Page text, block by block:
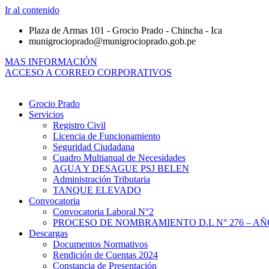
Ir al contenido
Plaza de Armas 101 - Grocio Prado - Chincha - Ica
munigrocioprado@munigrocioprado.gob.pe
MAS INFORMACIÓN
ACCESO A CORREO CORPORATIVOS
Grocio Prado
Servicios
Registro Civil
Licencia de Funcionamiento
Seguridad Ciudadana
Cuadro Multianual de Necesidades
AGUA Y DESAGUE PSJ BELEN
Administración Tributaria
TANQUE ELEVADO
Convocatoria
Convocatoria Laboral N°2
PROCESO DE NOMBRAMIENTO D.L N° 276 –
Descargas
Documentos Normativos
Rendición de Cuentas 2024
Constancia de Presentación